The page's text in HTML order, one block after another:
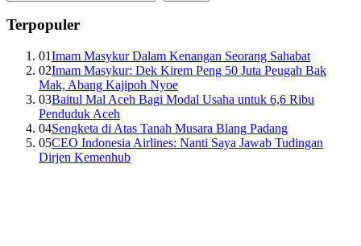
Terpopuler
01Imam Masykur Dalam Kenangan Seorang Sahabat
02Imam Masykur: Dek Kirem Peng 50 Juta Peugah Bak
Mak, Abang Kajipoh Nyoe
03Baitul Mal Aceh Bagi Modal Usaha untuk 6,6 Ribu
Penduduk Aceh
04Sengketa di Atas Tanah Musara Blang Padang
05CEO Indonesia Airlines: Nanti Saya Jawab Tudingan
Dirjen Kemenhub